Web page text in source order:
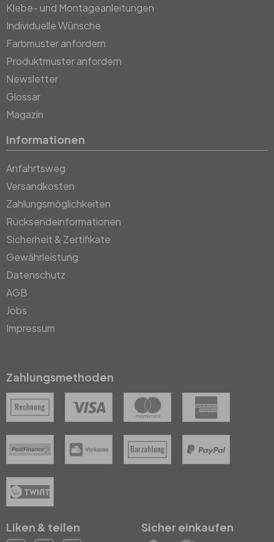
Klebe- und Montageanleitungen
Individuelle Wünsche
Farbmuster anfordern
Produktmuster anfordern
Newsletter
Glossar
Magazin
Informationen
Anfahrtsweg
Versandkosten
Zahlungsmöglichkeiten
Rücksendeinformationen
Sicherheit & Zertifikate
Gewährleistung
Datenschutz
AGB
Jobs
Impressum
Zahlungsmethoden
Liken & teilen Sicher einkaufen